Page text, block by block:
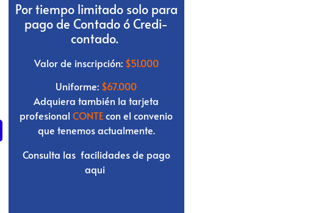
Por tiempo limitado solo para
pago de Contado ó Credi-
contado.
Valor de inscripción: $51.000
Uniforme: $67.000
Adquiera también la tarjeta
profesionalCONTEcon el convenio
que tenemos actualmente.
Consulta las facilidades de pago
aqui